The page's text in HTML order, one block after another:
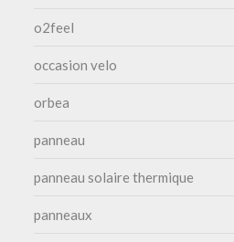
o2feel
occasion velo
orbea
panneau
panneau solaire thermique
panneaux